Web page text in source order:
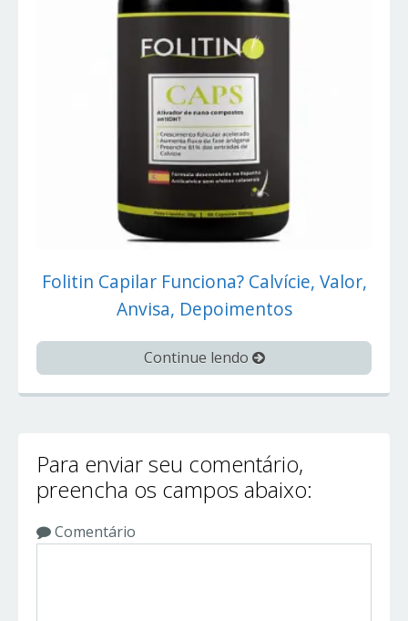
Folitin Capilar Funciona? Calvície, Valor,
Anvisa, Depoimentos
Continue lendo
Para enviar seu comentário,
preencha os campos abaixo:
Comentário